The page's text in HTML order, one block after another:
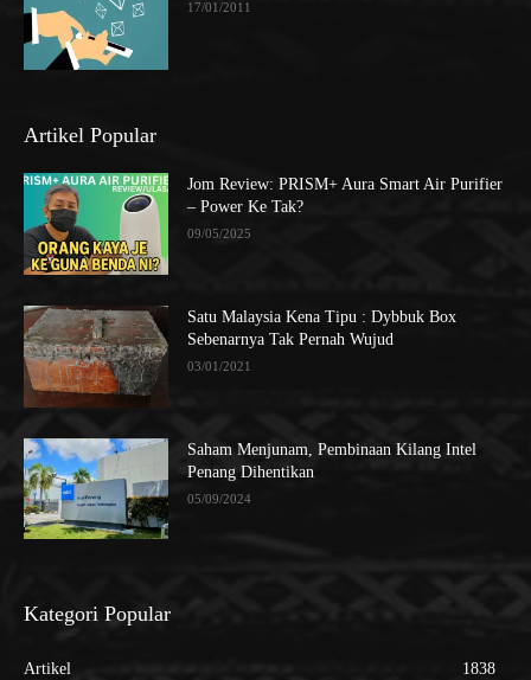
17/01/2011
Artikel Popular
Jom Review: PRISM+ Aura Smart Air Purifier
– Power Ke Tak?
09/05/2025
Satu Malaysia Kena Tipu : Dybbuk Box
Sebenarnya Tak Pernah Wujud
03/01/2021
Saham Menjunam, Pembinaan Kilang Intel
Penang Dihentikan
05/09/2024
Kategori Popular
Artikel
1838